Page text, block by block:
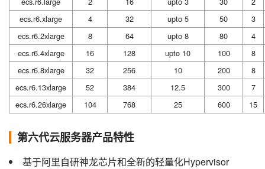
ecs.r6.xlarge
4 32 upto 5 50
3
ecs.r6.2xlarge
8 64 upto 8 80
4
ecs.r6.4xlarge
16 128 upto 10 100
8
ecs.r6.8xlarge
32 256 10 200
8
ecs.r6.13xlarge
52 384 12.5 300
7
ecs.r6.26xlarge
104 768 25 600 15
第六代云服务器产品特性
基于阿里自研神龙芯片和全新的轻量化Hypervisor